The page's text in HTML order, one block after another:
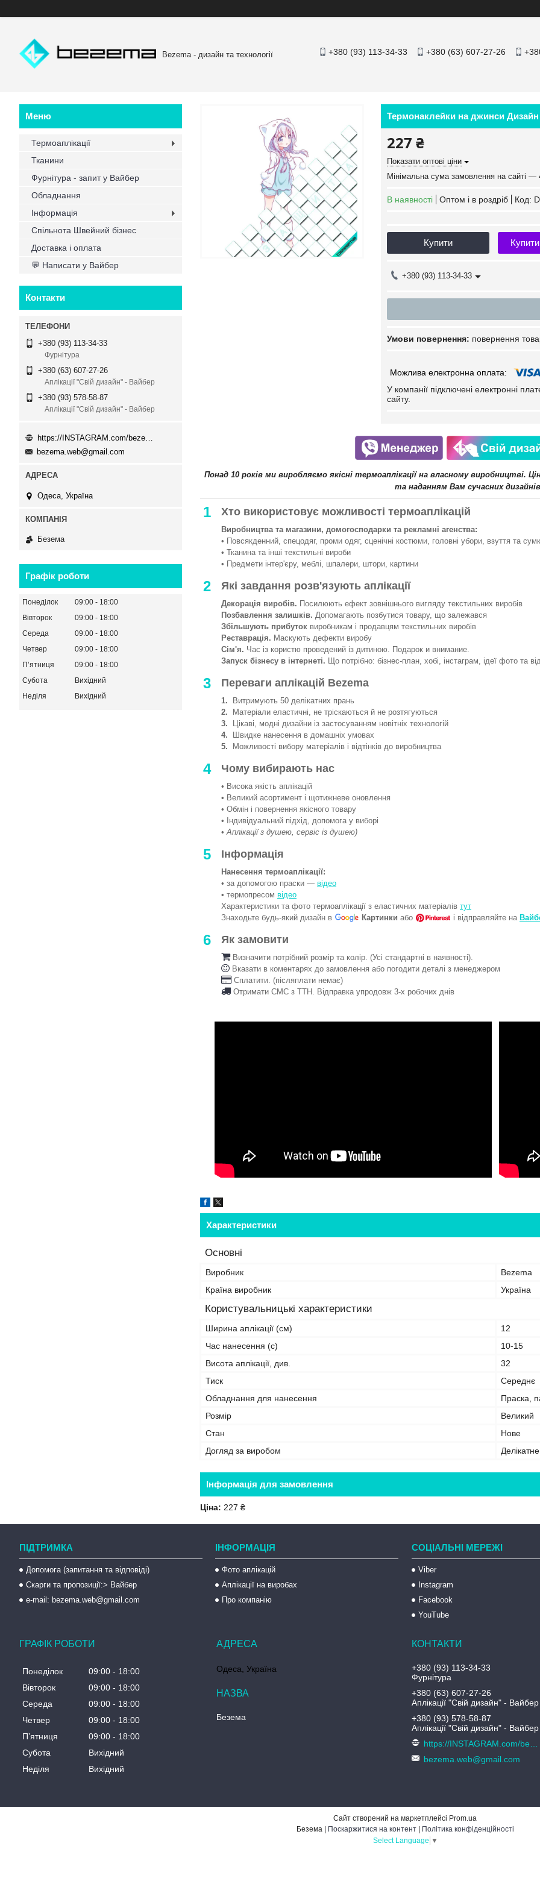
Bezema - дизайн та технології +380 (93) 113-34-33 +380 (63) 607-27-26
Термонаклейки на джинси Дизайн
227 ₴
Показати оптові ціни
Мінімальна сума замовлення на сайті —
В наявності Оптом і в роздріб Код:
Купити
+380 (93) 113-34-33
повернення
У компанії підключені електронні
сайту.
Понад 10 років ми виробляємо якісні термоаплікації на власному виробництві.
та наданням Вам сучасних
1 Хто використовує можливості термоаплікацій
Виробництва та магазини, домогосподарки та рекламні агенства:
• Повсякденний, спецодяг, проми одяг, сценічні костюми, головні убори, взуття та
• Тканина та інші текстильні вироби
• Предмети інтер'єру, меблі, шпалери, штори, картини
2 Які завдання розв'язують аплікації
Декорація виробів. Посилюють ефект зовнішнього вигляду текстильних виробів
Позбавлення залишків. Допомагають позбутися товару, що залежався
Збільшують прибуток виробникам і продавцям текстильних виробів
Реставрація. Маскують дефекти виробу
Сім'я. Час із користю проведений із дитиною. Подарок и внимание.
Запуск бізнесу в інтернеті. Що потрібно: бізнес-план, хобі, інстаграм, ідеї фото та
3 Переваги аплікацій Bezema
1. Витримують 50 делікатних прань
2. Матеріали еластичні, не тріскаються й не розтягуються
3. Цікаві, модні дизайни із застосуванням новітніх технологій
4. Швидке нанесення в домашніх умовах
5. Можливості вибору матеріалів і відтінків до виробництва
4 Чому вибирають нас
• Висока якість аплікацій
• Великий асортимент і щотижневе оновлення
• Обмін і повернення якісного товару
• Індивідуальний підхід, допомога у виборі
•Аплікації з душею, сервіс із душею)
5 Інформація
Нанесення термоаплікації:
• за допомогою праски — відео
• термопресом відео
Характеристики та фото термоаплікації з еластичних матеріалів тут
Знаходьте будь-який дизайн в
Картинки або і відправляйте на
6 Як замовити
Визначити потрібний розмір та колір. (Усі стандартні в наявності).
Вказати в коментарях до замовлення або погодити деталі з менеджером
Сплатити. (післяплати немає)
Отримати СМС з ТТН. Відправка упродовж 3-х робочих днів
Характеристики
Основні
Виробник
Bezema
Країна виробник
Україна
Користувальницькі характеристики
Ширина аплікації (см)
12
Час нанесення (с)
10-15
Висота аплікації, див.
32
Тиск
Середнє
Обладнання для нанесення
Праска,
Розмір
Великий
Стан
Нове
Догляд за виробом
Інформація для замовлення
Ціна: 227 ₴
Термоаплікації
Тканини
Фурнітура - запит у Вайбер
Обладнання
Інформація
Спільнота Швейний бізнес
Доставка і оплата
💬 Написати у Вайбер
Контакти
+380 (93) 113-34-33
Фурнітура
+380 (63) 607-27-26
Аплікації "Свій дизайн" - Вайбер
+380 (93) 578-58-87
Аплікації "Свій дизайн" - Вайбер
bezema.web@gmail.com
Одеса, Україна
Безема
Графік роботи
Понеділок 09:00
18:00
Вівторок
09:00
18:00
Середа
09:00
18:00
Четвер
09:00
18:00
Пʼятниця
09:00
18:00
Субота
Вихідний
Неділя
Вихідний
ПІДТРИМКА
Допомога (запитання та відповіді)
Скарги та пропозиції:> Вайбер
e-mail: bezema.web@gmail.com
ІНФОРМАЦІЯ
Фото аплікацій
Аплікації на виробах
Про компанію
СОЦІАЛЬНІ МЕРЕЖІ
Viber
Instagram
Facebook
YouTube
ГРАФІК РОБОТИ
Понеділок 09:00
18:00
Вівторок
09:00
18:00
Середа
09:00
18:00
Четвер
09:00
18:00
Пʼятниця
09:00
18:00
Субота
Вихідний
Неділя
Вихідний
Одеса, Україна
Безема
+380 (93) 113-34-33
Фурнітура
+380 (63) 607-27-26
Аплікації "Свій дизайн" - Вайбер
+380 (93) 578-58-87
Аплікації "Свій дизайн" - Вайбер
bezema.web@gmail.com
Сайт створений на маркетплейсі Prom.ua
Поскаржитися на контент
Політика конфіденційності
Select Language ▼